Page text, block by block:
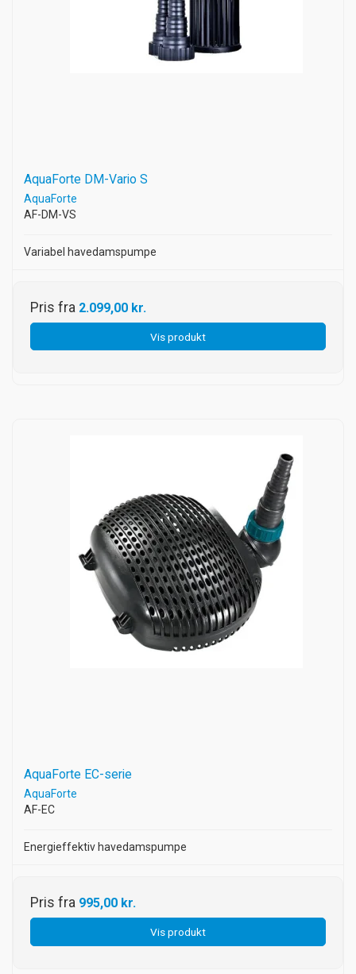
AquaForte DM-Vario S
AquaForte
AF-DM-VS
Variabel havedamspumpe
Pris fra 2.099,00 kr.
Vis produkt
AquaForte EC-serie
AquaForte
AF-EC
Energieffektiv havedamspumpe
Pris fra 995,00 kr.
Vis produkt